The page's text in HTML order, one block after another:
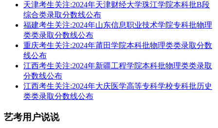
天津考生关注:2024年天津财经大学珠江学院本科批B段
综合类录取分数线公布
福建考生关注:2024年山东信息职业技术学院专科批物理
类类录取分数线公布
重庆考生关注:2024年莆田学院本科批物理类类录取分数
线公布
江西考生关注:2024年新疆工程学院本科批物理类类录取
分数线公布
江西考生关注:2024年大庆医学高等专科学校专科批历史
类类录取分数线公布
艺考用户说说